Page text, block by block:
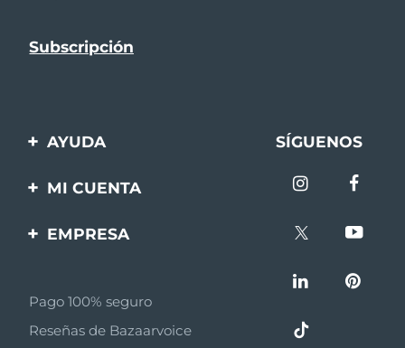
AYUDA
Contáctanos
batería
SÍGUENOS
MI CUENTA
Registro de productos
EMPRESA
Afiliados
Noticias de afiliados
Pago 100% seguro
Reseñas de Bazaarvoice